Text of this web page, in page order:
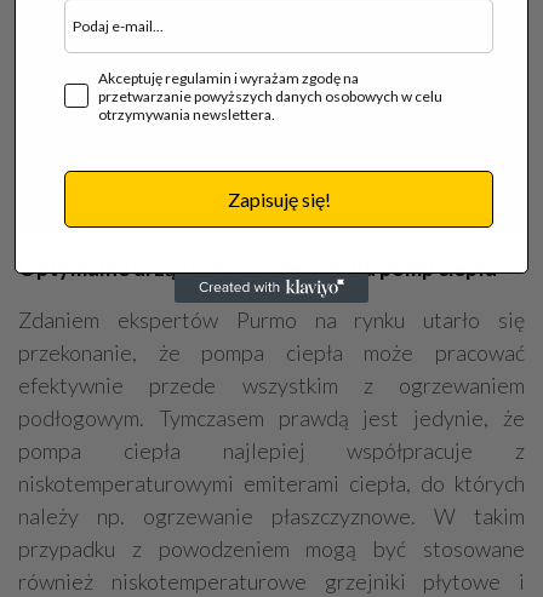
Optymalne urządzenia grzewcze dla pomp ciepła
Zdaniem ekspertów Purmo na rynku utarło się
przekonanie, że pompa ciepła może pracować
efektywnie przede wszystkim z ogrzewaniem
podłogowym. Tymczasem prawdą jest jedynie, że
pompa ciepła najlepiej współpracuje z
niskotemperaturowymi emiterami ciepła, do których
należy np. ogrzewanie płaszczyznowe. W takim
przypadku z powodzeniem mogą być stosowane
również niskotemperaturowe grzejniki płytowe i
Akceptuję regulamin i wyrażam zgodę na
przetwarzanie powyższych danych osobowych w celu
otrzymywania newslettera.
Zapisuję się!